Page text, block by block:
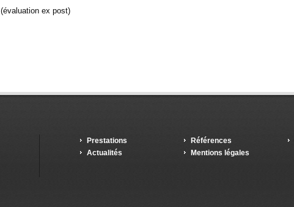
(évaluation ex post)
Prestations Références
Actualités
Mentions légales